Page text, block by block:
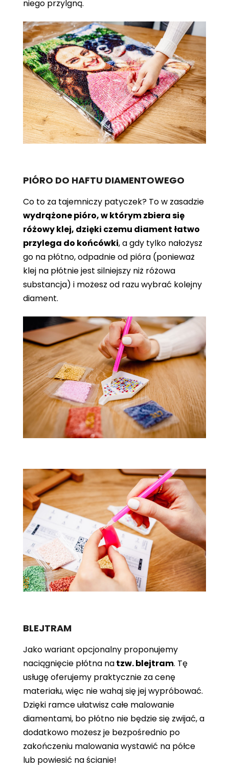
niego przylgną.
PIÓRO DO HAFTU DIAMENTOWEGO
Co to za tajemniczy patyczek? To w zasadzie
wydrążone pióro, w którym zbiera się
różowy klej, dzięki czemu diament łatwo
przylega do końcówki, a gdy tylko nałożysz
go na płótno, odpadnie od pióra (ponieważ
klej na płótnie jest silniejszy niż różowa
substancja) i możesz od razu wybrać kolejny
diament.
BLEJTRAM
Jako wariant opcjonalny proponujemy
naciągnięcie płótna natzw. blejtram. Tę
usługę oferujemy praktycznie za cenę
materiału, więc nie wahaj się jej wypróbować.
Dzięki ramce ułatwisz całe malowanie
diamentami, bo płótno nie będzie się zwijać, a
dodatkowo możesz je bezpośrednio po
zakończeniu malowania wystawić na półce
lub powiesić na ścianie!